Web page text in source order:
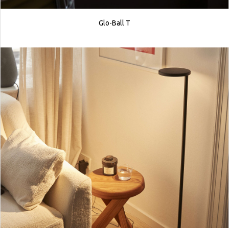
Glo-Ball T